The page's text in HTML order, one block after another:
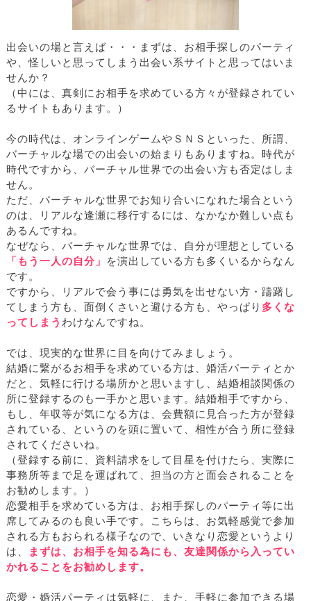
出会いの場と言えば・・・まずは、お相手探しのパーティ
や、怪しいと思ってしまう出会い系サイトと思ってはいま
せんか？
（中には、真剣にお相手を求めている方々が登録されてい
るサイトもあります。）
今の時代は、オンラインゲームやＳＮＳといった、所謂、
バーチャルな場での出会いの始まりもありますね。時代が
時代ですから、バーチャル世界での出会い方も否定はしま
せん。
ただ、バーチャルな世界でお知り合いになれた場合という
のは、リアルな逢瀬に移行するには、なかなか難しい点も
あるんですね。
なぜなら、バーチャルな世界では、自分が理想としている
「もう一人の自分」
を演出している方も多くいるからなん
です。
ですから、リアルで会う事には勇気を出せない方・躊躇し
てしまう方も、面倒くさいと避ける方も、やっぱり 多くな
ってしまう わけなんですね。
では、現実的な世界に目を向けてみましょう。
結婚に繋がるお相手を求めている方は、婚活パーティとか
だと、気軽に行ける場所かと思いますし、結婚相談関係の
所に登録するのも一手かと思います。結婚相手ですから、
もし、年収等が気になる方は、会費額に見合った方が登録
されている、というのを頭に置いて、相性が合う所に登録
されてくださいね。
（登録する前に、資料請求をして目星を付けたら、実際に
事務所等まで足を運ばれて、担当の方と面会されることを
お勧めします。）
恋愛相手を求めている方は、お相手探しのパーティ等に出
席してみるのも良い手です。こちらは、お気軽感覚で参加
される方もおられる様子なので、いきなり恋愛というより
は、
まずは、お相手を知る為にも、友達関係から入ってい
かれることをお勧めします。
恋愛・婚活パーティは気軽に、また、手軽に参加できる場